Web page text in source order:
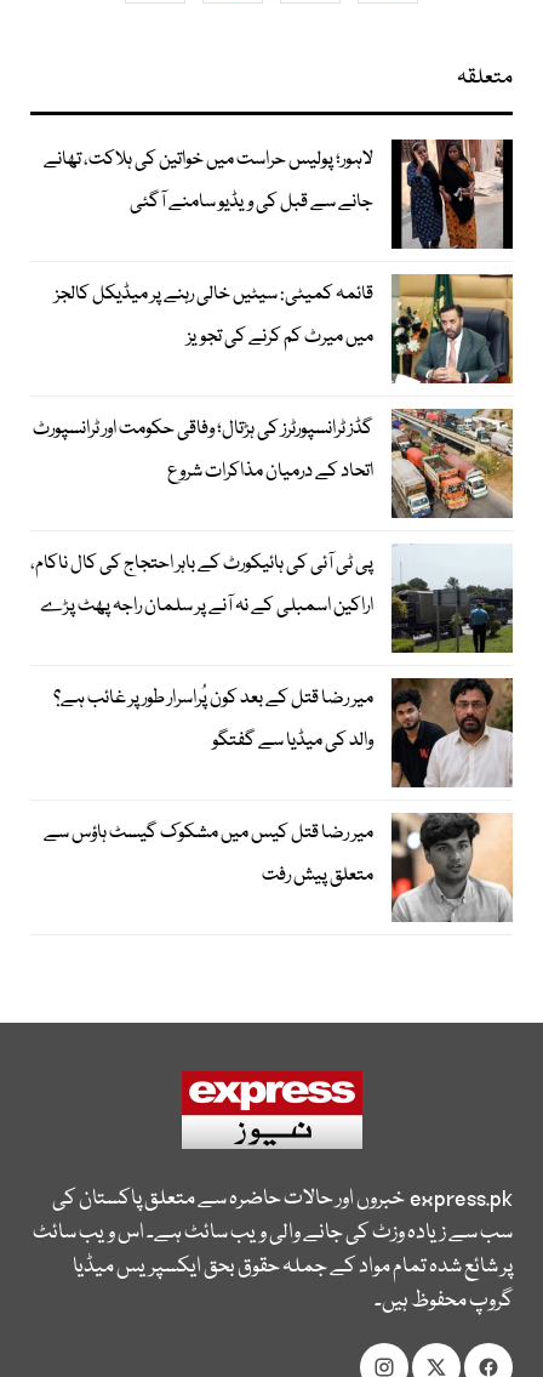
متعلقہ
لاہور؛ پولیس حراست میں خواتین کی ہلاکت، تھانے
جانے سے قبل کی ویڈیو سامنے آگئی
قائمہ کمیٹی: سیٹیں خالی رہنے پر میڈیکل کالجز
میں میرٹ کم کرنے کی تجویز
گڈز ٹرانسپورٹرز کی ہڑتال؛ وفاقی حکومت اور ٹرانسپورٹ
اتحاد کے درمیان مذاکرات شروع
پی ٹی آئی کی ہائیکورٹ کے باہر احتجاج کی کال ناکام،
اراکین اسمبلی کے نہ آنے پر سلمان راجہ پھٹ پڑے
میر رضا قتل کے بعد کون پُراسرار طور پر غائب ہے؟
والد کی میڈیا سے گفتگو
میر رضا قتل کیس میں مشکوک گیسٹ ہاؤس سے
متعلق پیش رفت
express.pkخبروں اور حالات حاضرہ سے متعلق پاکستان کی
سب سے زیادہ وزٹ کی جانے والی ویب سائٹ ہے۔ اس ویب سائٹ
پر شائع شدہ تمام مواد کے جملہ حقوق بحق ایکسپریس میڈیا
گروپ محفوظ ہیں۔